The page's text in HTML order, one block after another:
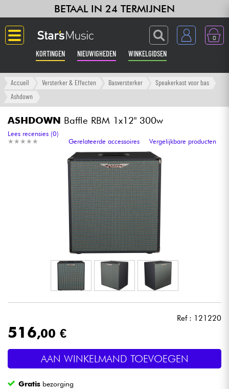
BETAAL IN 24 TERMIJNEN
0
KORTINGEN NIEUWIGHEDEN WINKELGIDSEN
Langue
Versterker & Effecten
Toetsenbord & Piano
Synths & samplers
Home-studio
Hoofdtelefoon
Microfoon
Licht
Accueil Versterker & Effecten Basversterker
Speakerkast voor bas
Ashdown
ASHDOWN Baffle RBM 1x12" 300w
★ ★ ★ ★ ★
★ ★ ★ ★ ★
Lees recensies (0)
Gerelateerde accessoires
Vergelijkbare producten
Ref : 121220
516,00 €
AAN WINKELMAND TOEVOEGEN
Gratis bezorging